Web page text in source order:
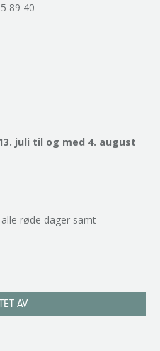
89 40
juli til og med 4. august
røde dager samt
AV